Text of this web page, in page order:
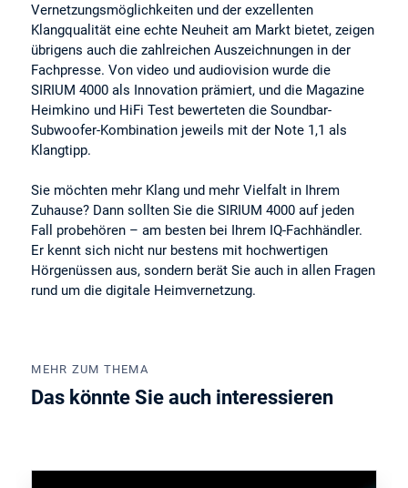
Vernetzungsmöglichkeiten und der exzellenten
Klangqualität eine echte Neuheit am Markt bietet, zeigen
übrigens auch die zahlreichen Auszeichnungen in der
Fachpresse. Von video und audiovision wurde die
SIRIUM 4000 als Innovation prämiert, und die Magazine
Heimkino und HiFi Test bewerteten die Soundbar-
Subwoofer-Kombination jeweils mit der Note 1,1 als
Klangtipp.
Sie möchten mehr Klang und mehr Vielfalt in Ihrem
Zuhause? Dann sollten Sie die SIRIUM 4000 auf jeden
Fall probehören – am besten bei Ihrem IQ-Fachhändler.
Er kennt sich nicht nur bestens mit hochwertigen
Hörgenüssen aus, sondern berät Sie auch in allen Fragen
rund um die digitale Heimvernetzung.
MEHR ZUM THEMA
Das könnte Sie auch interessieren